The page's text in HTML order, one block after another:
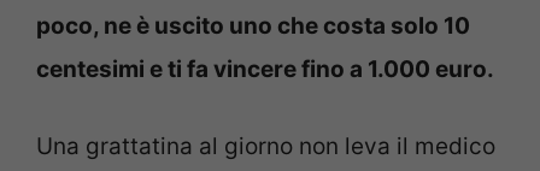
poco, ne è uscito uno che costa solo 10
centesimi e ti fa vincere fino a 1.000 euro.
Una grattatina al giorno non leva il medico